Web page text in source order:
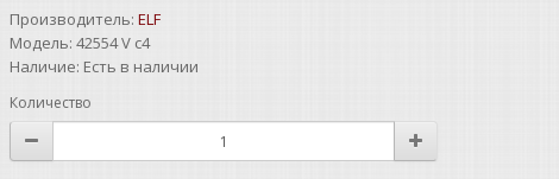
Производитель: ELF
Модель: 42554 V c4
Наличие: Есть в наличии
Количество